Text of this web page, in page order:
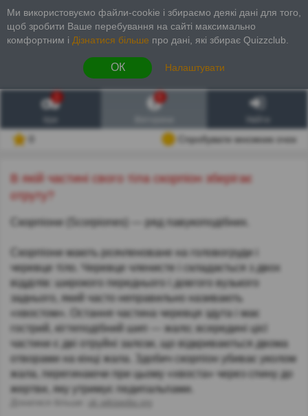
Ми використовуємо файли-cookie і збираємо деякі дані для того,
щоб зробити Ваше перебування на сайті максимально
комфортним і Дізнатися більше про дані, які збирає Quizzclub.
ОК Налаштувати
1
Спробувати множник очок
В якій частині свого тіла скорпіон зберігає
отруту?
Скорпіони (Scorpiones) — ряд павукоподібних.
Скорпіони мають розчленоване на головогруди і
черевце тіло. Черевце членисте і складається з двох
відділів: широкого переднього і довгого вузького
заднього, який часто неправильно називають
«хвостом». Остання частина черевця здута і має
гострий, кігтеподібний шип — жало; всередині цієї
частини є дві отруйні залози, що відкриваються двома
отворами на кінці жала. Здобич скорпіон убиває уколом
жала, перегинаючи при цьому «хвоста» через спину до
жертви, яку утримує педипальпами.